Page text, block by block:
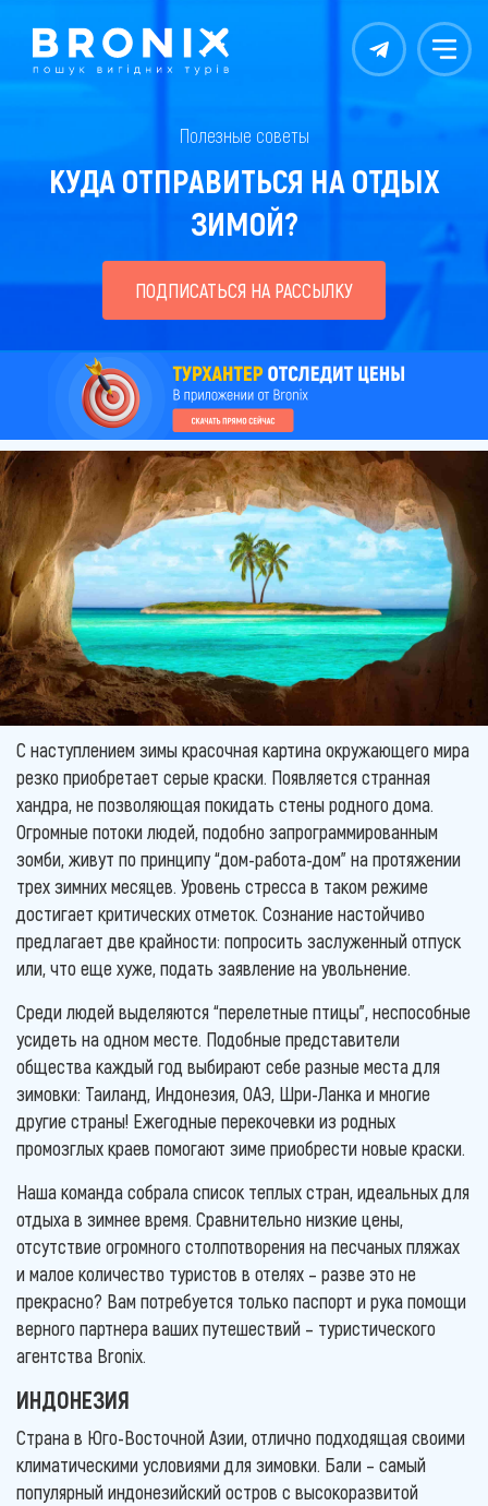
Контакты Меню
Полезные советы
КУДА ОТПРАВИТЬСЯ НА ОТДЫХ
ЗИМОЙ?
ПОДПИСАТЬСЯ НА РАССЫЛКУ
С наступлением зимы красочная картина окружающего мира
резко приобретает серые краски. Появляется странная
хандра, не позволяющая покидать стены родного дома.
Огромные потоки людей, подобно запрограммированным
зомби, живут по принципу “дом-работа-дом” на протяжении
трех зимних месяцев. Уровень стресса в таком режиме
достигает критических отметок. Сознание настойчиво
предлагает две крайности: попросить заслуженный отпуск
или, что еще хуже, подать заявление на увольнение.
Среди людей выделяются “перелетные птицы”, неспособные
усидеть на одном месте. Подобные представители
общества каждый год выбирают себе разные места для
зимовки: Таиланд, Индонезия, ОАЭ, Шри-Ланка и многие
другие страны! Ежегодные перекочевки из родных
промозглых краев помогают зиме приобрести новые краски.
Наша команда собрала список теплых стран, идеальных для
отдыха в зимнее время. Сравнительно низкие цены,
отсутствие огромного столпотворения на песчаных пляжах
и малое количество туристов в отелях – разве это не
прекрасно? Вам потребуется только паспорт и рука помощи
верного партнера ваших путешествий – туристического
агентства Bronix.
ИНДОНЕЗИЯ
Страна в Юго-Восточной Азии, отлично подходящая своими
климатическими условиями для зимовки. Бали – самый
популярный индонезийский остров с высокоразвитой